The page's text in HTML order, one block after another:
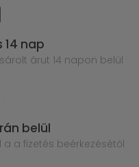
14 nap
árut 14 napon belül
belül
a a fizetés beérkezésétől